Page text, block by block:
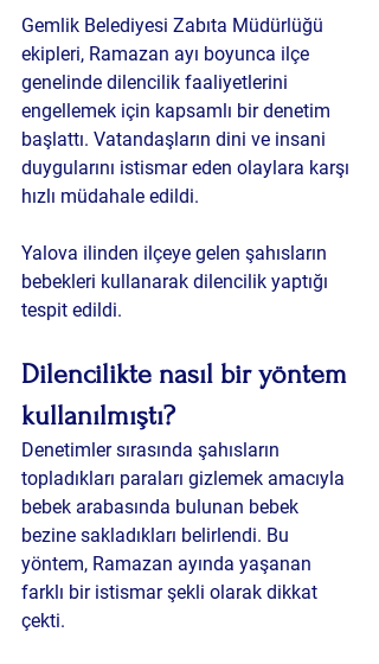
Gemlik Belediyesi Zabıta Müdürlüğü
ekipleri, Ramazan ayı boyunca ilçe
genelinde dilencilik faaliyetlerini
engellemek için kapsamlı bir denetim
başlattı. Vatandaşların dini ve insani
duygularını istismar eden olaylara karşı
hızlı müdahale edildi.
Yalova ilinden ilçeye gelen şahısların
bebekleri kullanarak dilencilik yaptığı
tespit edildi.
Dilencilikte nasıl bir yöntem
kullanılmıştı?
Denetimler sırasında şahısların
topladıkları paraları gizlemek amacıyla
bebek arabasında bulunan bebek
bezine sakladıkları belirlendi. Bu
yöntem, Ramazan ayında yaşanan
farklı bir istismar şekli olarak dikkat
çekti.